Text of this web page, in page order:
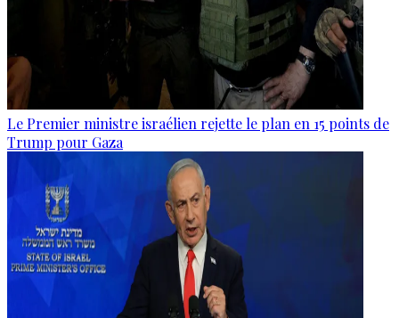
Le Premier ministre israélien rejette le plan en 15 points de
Trump pour Gaza